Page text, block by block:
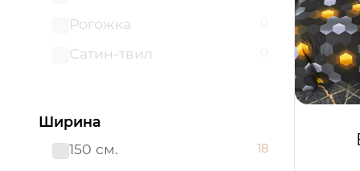
Сатин-твил 220 см 0
Рогожка 0
Сатин-твил 0
Ширина
150 см.
18